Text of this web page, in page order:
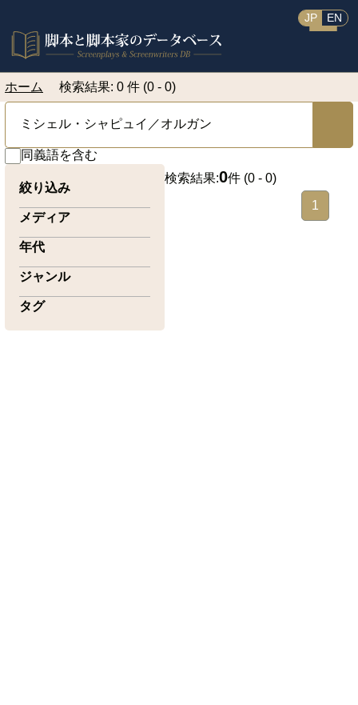
JP EN
ホーム 検索結果: 0 件 (0 - 0)
同義語を含む
絞り込み
メディア
年代
ジャンル
タグ
検索結果:0件 (0 - 0)
1